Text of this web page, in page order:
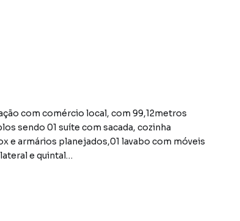
com comércio local, com 99,12metros
sendo 01 suíte com sacada, cozinha
e armários planejados,01 lavabo com móveis
e quintal